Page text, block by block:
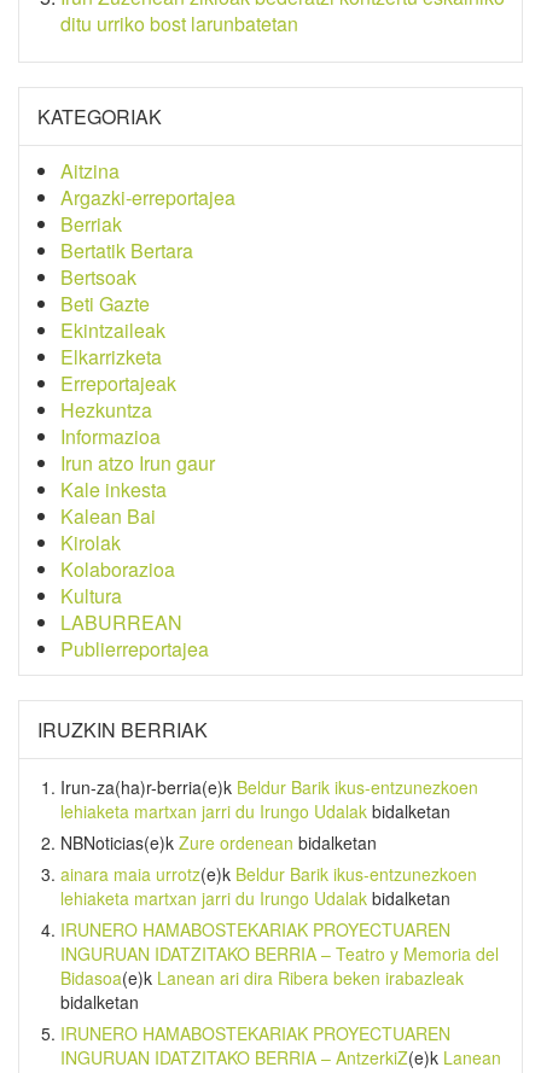
ditu urriko bost larunbatetan
KATEGORIAK
Aitzina
Argazki-erreportajea
Berriak
Bertatik Bertara
Bertsoak
Beti Gazte
Ekintzaileak
Elkarrizketa
Erreportajeak
Hezkuntza
Informazioa
Irun atzo Irun gaur
Kale inkesta
Kalean Bai
Kirolak
Kolaborazioa
Kultura
LABURREAN
Publierreportajea
IRUZKIN BERRIAK
Irun-za(ha)r-berria(e)k Beldur Barik ikus-entzunezkoen
lehiaketa martxan jarri du Irungo Udalak bidalketan
NBNoticias(e)k Zure ordenean bidalketan
ainara maia urrotz(e)k Beldur Barik ikus-entzunezkoen
lehiaketa martxan jarri du Irungo Udalak bidalketan
IRUNERO HAMABOSTEKARIAK PROYECTUAREN
INGURUAN IDATZITAKO BERRIA – Teatro y Memoria del
Bidasoa(e)k Lanean ari dira Ribera beken irabazleak
bidalketan
IRUNERO HAMABOSTEKARIAK PROYECTUAREN
INGURUAN IDATZITAKO BERRIA – AntzerkiZ(e)k Lanean